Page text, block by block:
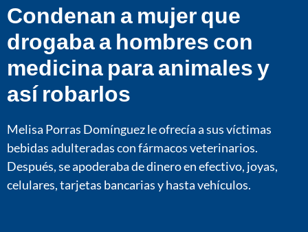
Condenan a mujer que
drogaba a hombres con
medicina para animales y
así robarlos
Melisa Porras Domínguez le ofrecía a sus víctimas
bebidas adulteradas con fármacos veterinarios.
Después, se apoderaba de dinero en efectivo, joyas,
celulares, tarjetas bancarias y hasta vehículos.